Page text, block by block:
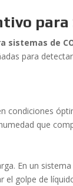
para
sistemas de
para
condiciones
que
En un
el golpe de